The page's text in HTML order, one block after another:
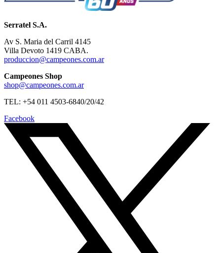
Serratel S.A.
Av S. Maria del Carril 4145
Villa Devoto 1419 CABA.
produccion@campeones.com.ar
Campeones Shop
shop@campeones.com.ar
TEL: +54 011 4503-6840/20/42
Facebook